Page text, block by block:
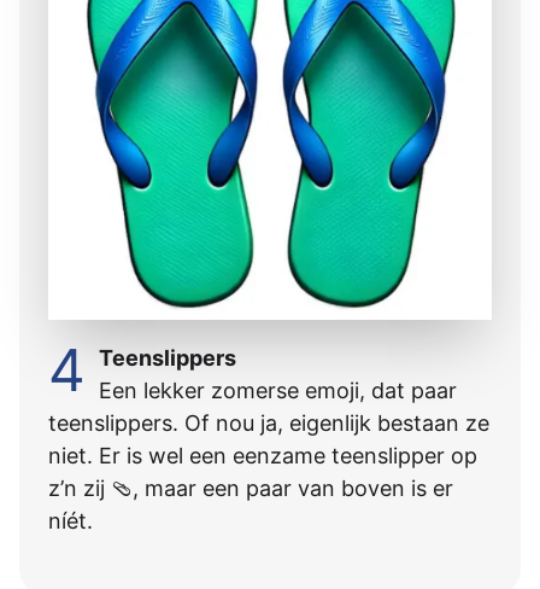
4
Teenslippers
Een lekker zomerse emoji, dat paar
teenslippers. Of nou ja, eigenlijk bestaan ze
niet. Er is wel een eenzame teenslipper op
z’n zij 🩴, maar een paar van boven is er
níét.